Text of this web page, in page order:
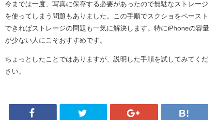
今までは一度、写真に保存する必要があったので無駄なストレージ
を使ってしまう問題もありました。この手順でスクショをペースト
できればストレージの問題も一気に解決します。特にiPhoneの容量
が少ない人にこそおすすめです。
ちょっとしたことではありますが、説明した手順を試してみてくだ
さい。